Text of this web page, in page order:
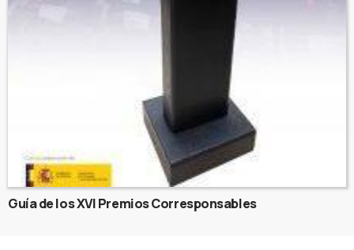
Guía de los XVI Premios Corresponsables